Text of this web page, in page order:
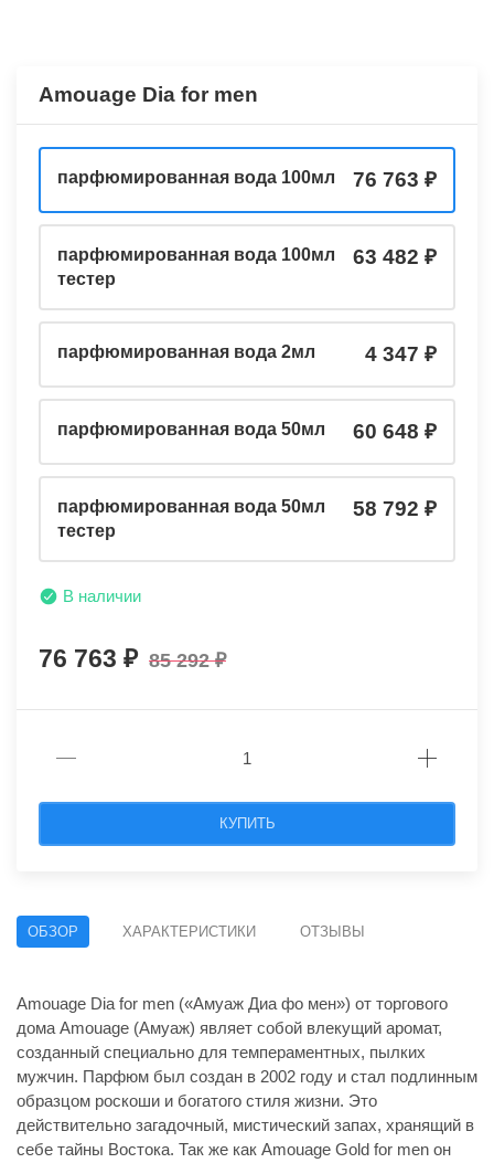
Amouage Dia for men
парфюмированная вода 100мл 76 763
парфюмированная вода 100мл
тестер
63 482
парфюмированная вода 2мл 4 347
парфюмированная вода 50мл 60 648
парфюмированная вода 50мл
тестер
58 792
В наличии
76 763 85 292
КУПИТЬ
ОБЗОР ХАРАКТЕРИСТИКИ ОТЗЫВЫ
Amouage Dia for men («Амуаж Диа фо мен») от торгового
дома Amouage (Амуаж) являет собой влекущий аромат,
созданный специально для темпераментных, пылких
мужчин. Парфюм был создан в 2002 году и стал подлинным
образцом роскоши и богатого стиля жизни. Это
действительно загадочный, мистический запах, хранящий в
себе тайны Востока. Так же как Amouage Gold for men он